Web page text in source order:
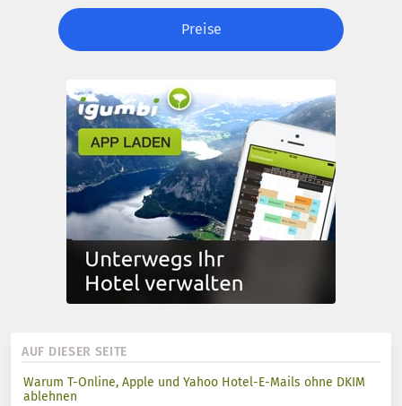
Preise
AUF DIESER SEITE
Warum T-Online, Apple und Yahoo Hotel-E-Mails ohne DKIM
ablehnen